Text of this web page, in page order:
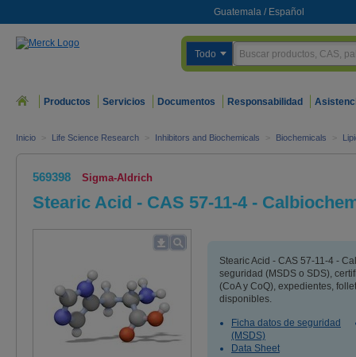
Guatemala / Español
Todo
Productos Servicios Documentos Responsabilidad
Inicio > Life Science Research > Inhibitors and Biochemicals > Biochemicals >
569398 Sigma-Aldrich
Stearic Acid - CAS 57-11-4 -
Stearic Acid - CAS 57-11-4 -
seguridad (MSDS o SDS),
(CoA y CoQ), expedientes,
disponibles.
Ficha datos de seguridad
(MSDS)
Data Sheet